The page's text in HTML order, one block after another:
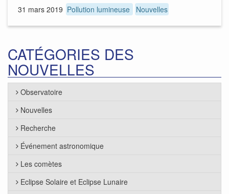
31 mars 2019 Pollution lumineuse Nouvelles
CATÉGORIES DES
NOUVELLES
Observatoire
Nouvelles
Recherche
Événement astronomique
Les comètes
Eclipse Solaire et Eclipse Lunaire